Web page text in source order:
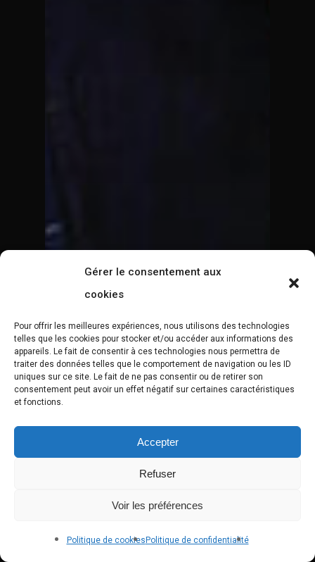
Gérer le consentement aux
cookies
Pour offrir les meilleures expériences, nous utilisons des technologies
telles que les cookies pour stocker et/ou accéder aux informations des
appareils. Le fait de consentir à ces technologies nous permettra de
traiter des données telles que le comportement de navigation ou les ID
uniques sur ce site. Le fait de ne pas consentir ou de retirer son
consentement peut avoir un effet négatif sur certaines caractéristiques
et fonctions.
Accepter
Refuser
Voir les préférences
Politique de cookies Politique de confidentialité